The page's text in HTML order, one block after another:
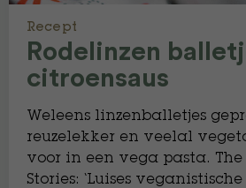
Recept
Rodelinzen
citroensaus
Weleens linzenballetjes
reuzelekker en veelal
voor in een vega pasta.
Stories: ‘Luises